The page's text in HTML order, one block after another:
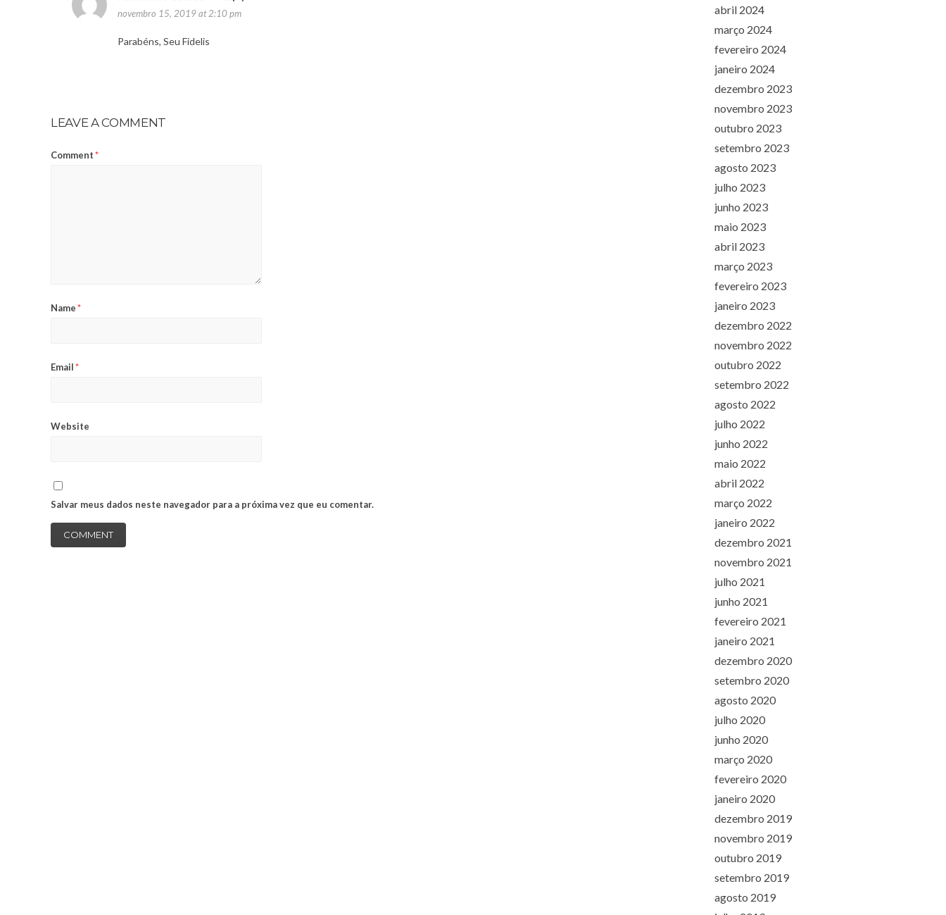
novembro 15, 2019 at 2:10 pm
Parabéns, Seu Fidelis
LEAVE A COMMENT
Comment*
Name*
Email*
Website
Salvar meus dados neste navegador para a próxima vez que eu comentar.
abril 2024
março 2024
fevereiro 2024
janeiro 2024
dezembro 2023
novembro 2023
outubro 2023
setembro 2023
agosto 2023
julho 2023
junho 2023
maio 2023
abril 2023
março 2023
fevereiro 2023
janeiro 2023
dezembro 2022
novembro 2022
outubro 2022
setembro 2022
agosto 2022
julho 2022
junho 2022
maio 2022
abril 2022
março 2022
janeiro 2022
dezembro 2021
novembro 2021
julho 2021
junho 2021
fevereiro 2021
janeiro 2021
dezembro 2020
setembro 2020
agosto 2020
julho 2020
junho 2020
março 2020
fevereiro 2020
janeiro 2020
dezembro 2019
novembro 2019
outubro 2019
setembro 2019
agosto 2019